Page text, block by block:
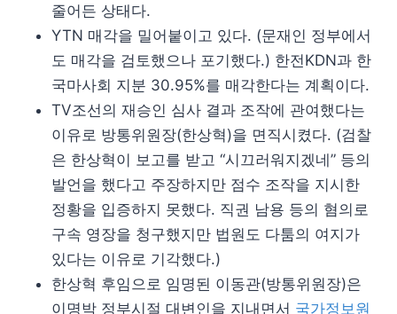
줄어든 상태다.
YTN 매각을 밀어붙이고 있다. (문재인 정부에서
도 매각을 검토했으나 포기했다.) 한전KDN과 한
국마사회 지분 30.95%를 매각한다는 계획이다.
TV조선의 재승인 심사 결과 조작에 관여했다는
이유로 방통위원장(한상혁)을 면직시켰다. (검찰
은 한상혁이 보고를 받고 “시끄러워지겠네” 등의
발언을 했다고 주장하지만 점수 조작을 지시한
정황을 입증하지 못했다. 직권 남용 등의 혐의로
구속 영장을 청구했지만 법원도 다툼의 여지가
있다는 이유로 기각했다.)
한상혁 후임으로 임명된 이동관(방통위원장)은
이명박 정부시절 대변인을 지내면서 국가정보원